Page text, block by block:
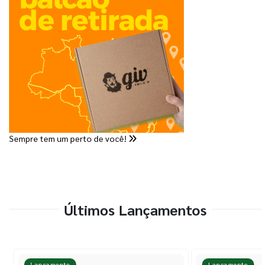
Sempre tem um perto de você!
Últimos Lançamentos